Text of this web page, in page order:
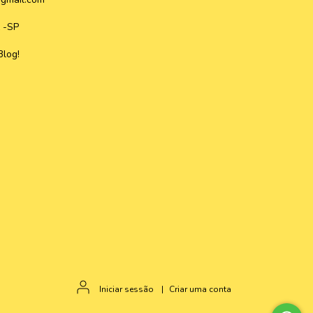
-SP
Iniciar sessão | Criar uma conta